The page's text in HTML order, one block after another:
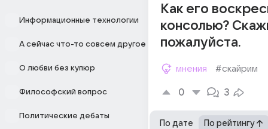
Информационные технологии
А сейчас что-то совсем другое
О любви без купюр
Философский вопрос
Политические дебаты
Как его
консолью?
пожалуйста.
мнения #скайрим
0 3
По дате По рейтингу